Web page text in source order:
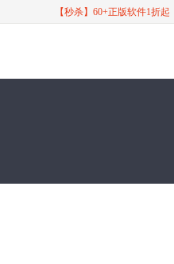
【秒杀】60+正版软件1折起